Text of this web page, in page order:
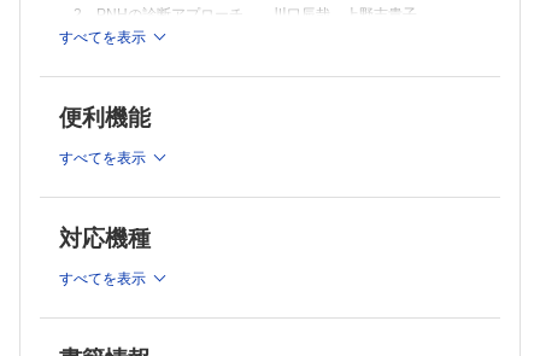
薬剤 エクリズマブ，ラブリズマブ
症例 11 長期間のラブリズマブ投与により顕在化したEVHに対して
薬剤 エクリズマブ，ラブリズマブ，ダニコパン
輸血が必要であったが，ダニコパンの追加によりHb値9程度になり輸血
症例 13 ラブリズマブ治療中に血管外溶血による貧血が進行しダニ
症例 14 ダニコパン＋ラブリズマブ併用療法中にCOVID―19感染を
契機としてブレークスルー溶血を発症し急性腎不全により血液透析を要
した症例 北脇年雄，内山人二
薬剤 エクリズマブ，ラブリズマブ，ダニコパン
血管外溶血を生じた一例 髙森弘之，植田康敬
2 PNHの診断アプローチ 川口辰哉，上野志貴子
3 PNHの検査 池添隆之，小原 直
症例 1 挙児希望にて日本での承認によってエクリズマブを
導入し，妊娠および出産に成功した症例 野上彩子，宮坂
症例 2 BTH合併緊急帝王切開術および骨盤位による選択的
薬剤 エクリズマブ
症例 3 再生不良性貧血の経過中にPNHクローン拡大と脳静
補体療法が奏効した一例 坂本竜弘，小原 直
薬剤 ラブリズマブ，ダニコパン
すべてを表示
便利機能
すべてを表示
対応機種
すべてを表示